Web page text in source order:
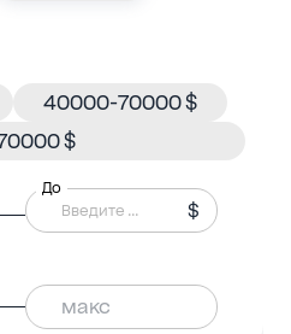
40000-70000 $
$
До
$